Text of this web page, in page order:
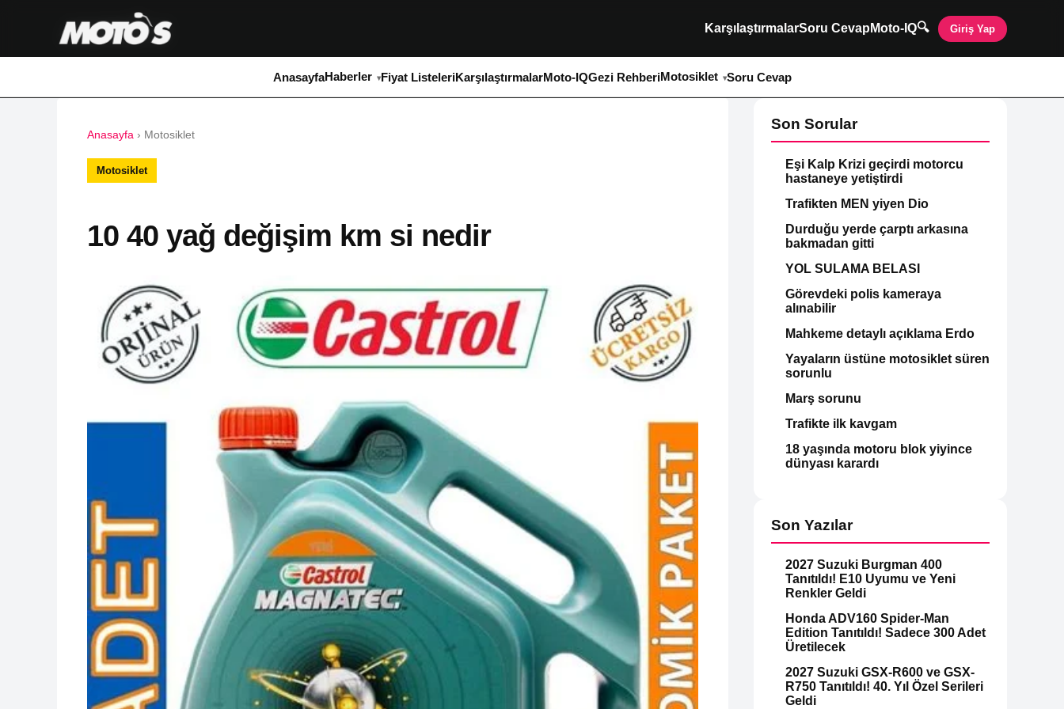
KarşılaştırmalarSoru Cevap Moto-IQ🔍 Giriş Yap
AnasayfaHaberler Fiyat ListeleriKarşılaştırmalarMoto-IQGezi RehberiMotosiklet Soru Cevap
Anasayfa › Motosiklet
Motosiklet
10 40 yağ değişim km si nedir
Son Sorular
Eşi Kalp Krizi geçirdi motorcu
hastaneye yetiştirdi
Trafikten MEN yiyen Dio
Durduğu yerde çarptı arkasına
bakmadan gitti
YOL SULAMA BELASI
Görevdeki polis kameraya
alınabilir
Mahkeme detaylı açıklama Erdo
Yayaların üstüne motosiklet süren
sorunlu
Marş sorunu
Trafikte ilk kavgam
18 yaşında motoru blok yiyince
dünyası karardı
Son Yazılar
2027 Suzuki Burgman 400
Tanıtıldı! E10 Uyumu ve Yeni
Renkler Geldi
Honda ADV160 Spider-Man
Edition Tanıtıldı! Sadece 300 Adet
Üretilecek
2027 Suzuki GSX-R600 ve GSX-
R750 Tanıtıldı! 40. Yıl Özel Serileri
Geldi